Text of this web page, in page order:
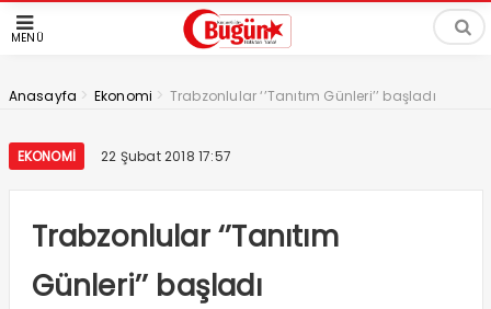
MENÜ
Anasayfa > Ekonomi > Trabzonlular ‘’Tanıtım Günleri’’ başladı
EKONOMI 22 Şubat 2018 17:57
Trabzonlular ‘’Tanıtım
Günleri’’ başladı